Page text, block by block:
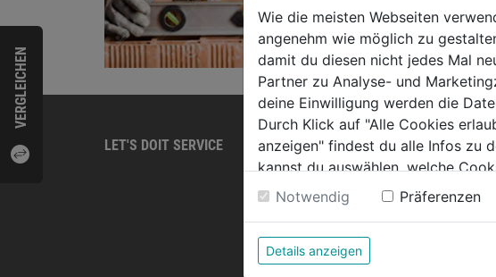
VERGLEICHEN
LET'S DOIT SERVICE PRODUKTE
Home
Werkzeug
Eisenwaren
Wie die meisten Webseiten
angenehm wie möglich zu
damit du diesen nicht jedes Mal
Partner zu Analyse- und
deine Einwilligung werden die
Durch Klick auf "Alle Cookies
anzeigen" findest du alle Infos zu
kannst du auswählen, welche
Weitere Informationen findest du in
Notwendig Präferenzen
Details anzeigen